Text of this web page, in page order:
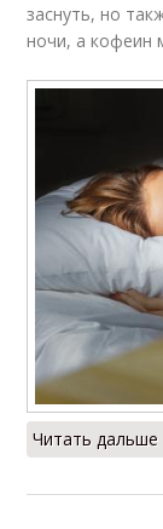
заснуть, но
ночи, а кофеин
Читать